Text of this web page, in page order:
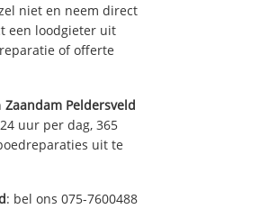
niet en neem direct
een loodgieter uit
of offerte
Zaandam Peldersveld
uur per dag, 365
uit te
: bel ons 075-7600488